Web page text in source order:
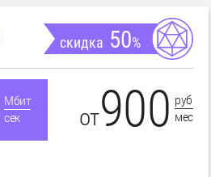
скидка 50%
Мбит
сек
от900 руб
мес